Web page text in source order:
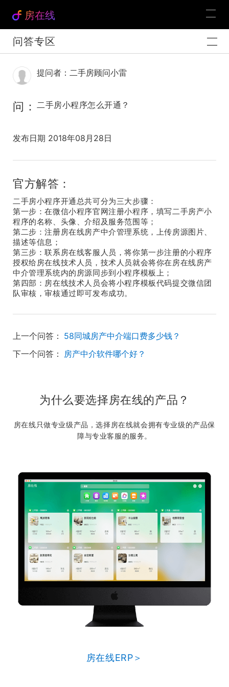
房在线
问答专区
提问者：二手房顾问小雷
问： 二手房小程序怎么开通？
发布日期 2018年08月28日
官方解答：
二手房小程序开通总共可分为三大步骤：
第一步：在微信小程序官网注册小程序，填写二手房产小
程序的名称、头像、介绍及服务范围等；
第二步：注册房在线房产中介管理系统，上传房源图片、
描述等信息；
第三步：联系房在线客服人员，将你第一步注册的小程序
授权给房在线技术人员，技术人员就会将你在房在线房产
中介管理系统内的房源同步到小程序模板上；
第四部：房在线技术人员会将小程序模板代码提交微信团
队审核，审核通过即可发布成功。
上一个问答： 58同城房产中介端口费多少钱？
下一个问答： 房产中介软件哪个好？
为什么要选择房在线的产品？
房在线只做专业级产品，选择房在线就会拥有专业级的产品保
障与专业客服的服务。
房在线ERP＞